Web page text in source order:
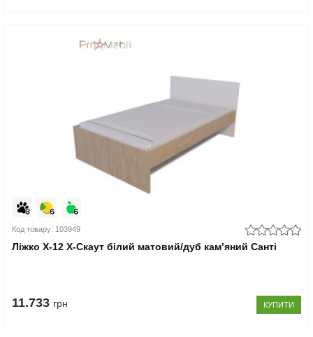
Код товару: 103949
Ліжко Х-12 X-Скаут білий матовий/дуб кам’яний Санті
11.733 грн КУПИТИ